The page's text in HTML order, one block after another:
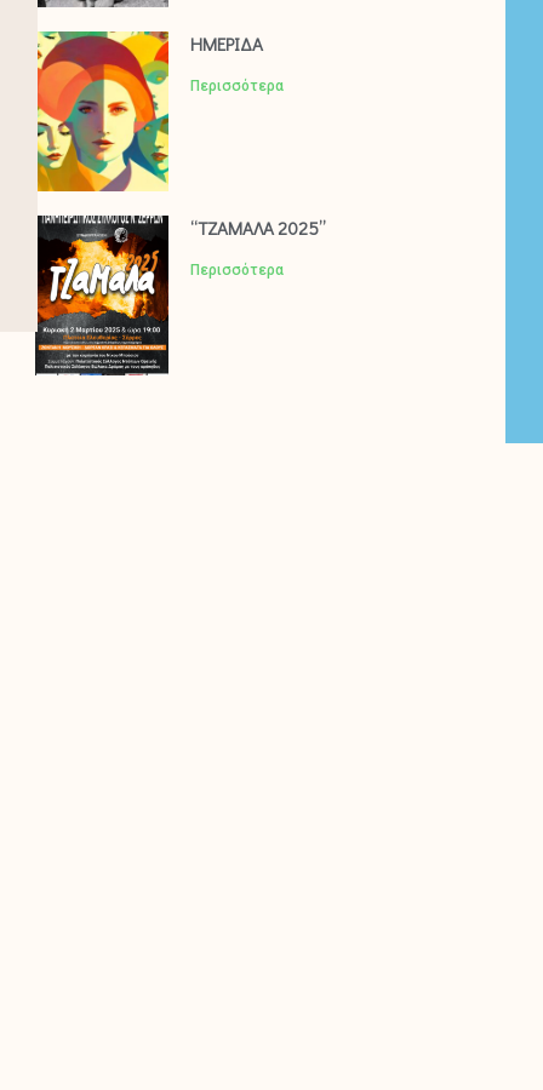
ΗΜΕΡΙΔΑ
Περισσότερα
“ΤΖΑΜΑΛΑ 2025”
Περισσότερα